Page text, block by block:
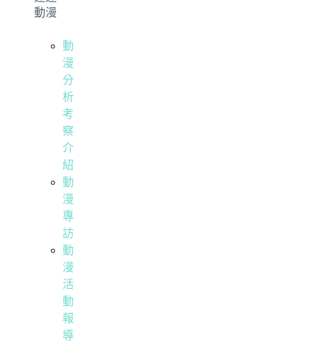
動漫
動
漫
分
析
考
察
介
紹
動
漫
專
訪
動
漫
活
動
報
導